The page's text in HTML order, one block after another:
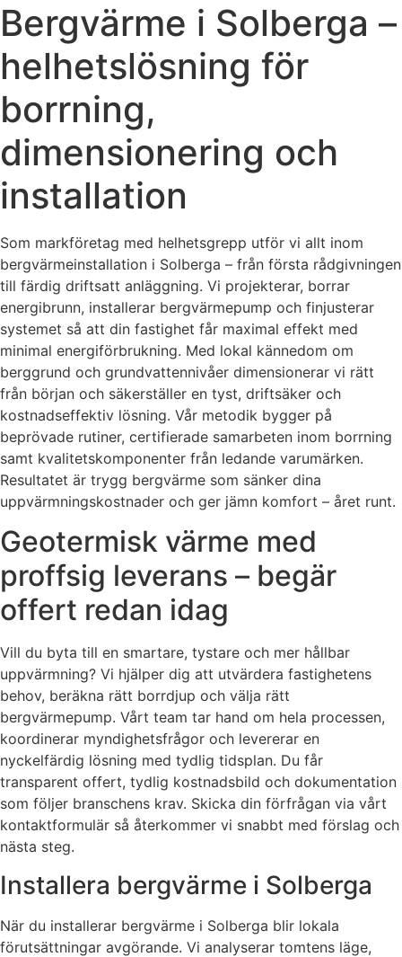
Bergvärme i Solberga –
helhetslösning för
borrning,
dimensionering och
installation
Som markföretag med helhetsgrepp utför vi allt inom
bergvärmeinstallation i Solberga – från första rådgivningen
till färdig driftsatt anläggning. Vi projekterar, borrar
energibrunn, installerar bergvärmepump och finjusterar
systemet så att din fastighet får maximal effekt med
minimal energiförbrukning. Med lokal kännedom om
berggrund och grundvattennivåer dimensionerar vi rätt
från början och säkerställer en tyst, driftsäker och
kostnadseffektiv lösning. Vår metodik bygger på
beprövade rutiner, certifierade samarbeten inom borrning
samt kvalitetskomponenter från ledande varumärken.
Resultatet är trygg bergvärme som sänker dina
uppvärmningskostnader och ger jämn komfort – året runt.
Geotermisk värme med
proffsig leverans – begär
offert redan idag
Vill du byta till en smartare, tystare och mer hållbar
uppvärmning? Vi hjälper dig att utvärdera fastighetens
behov, beräkna rätt borrdjup och välja rätt
bergvärmepump. Vårt team tar hand om hela processen,
koordinerar myndighetsfrågor och levererar en
nyckelfärdig lösning med tydlig tidsplan. Du får
transparent offert, tydlig kostnadsbild och dokumentation
som följer branschens krav. Skicka din förfrågan via vårt
kontaktformulär så återkommer vi snabbt med förslag och
nästa steg.
Installera bergvärme i Solberga
När du installerar bergvärme i Solberga blir lokala
förutsättningar avgörande. Vi analyserar tomtens läge,